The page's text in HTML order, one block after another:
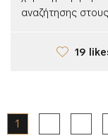
αναζήτησης
19
1